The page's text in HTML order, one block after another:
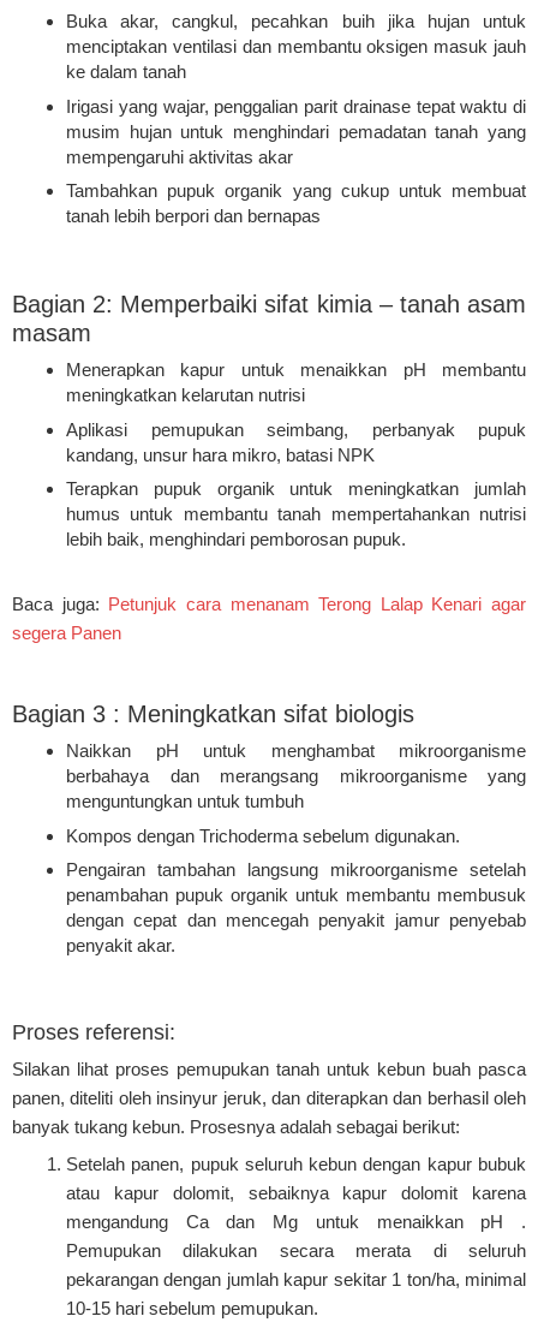
Buka akar, cangkul, pecahkan buih jika hujan untuk
menciptakan ventilasi dan membantu oksigen masuk jauh
ke dalam tanah
Irigasi yang wajar, penggalian parit drainase tepat waktu di
musim hujan untuk menghindari pemadatan tanah yang
mempengaruhi aktivitas akar
Tambahkan pupuk organik yang cukup untuk membuat
tanah lebih berpori dan bernapas
Bagian 2: Memperbaiki sifat kimia – tanah asam
masam
Menerapkan kapur untuk menaikkan pH membantu
meningkatkan kelarutan nutrisi
Aplikasi pemupukan seimbang, perbanyak pupuk
kandang, unsur hara mikro, batasi NPK
Terapkan pupuk organik untuk meningkatkan jumlah
humus untuk membantu tanah mempertahankan nutrisi
lebih baik, menghindari pemborosan pupuk.
Baca juga: Petunjuk cara menanam Terong Lalap Kenari agar
segera Panen
Bagian 3 : Meningkatkan sifat biologis
Naikkan pH untuk menghambat mikroorganisme
berbahaya dan merangsang mikroorganisme yang
menguntungkan untuk tumbuh
Kompos dengan Trichoderma sebelum digunakan.
Pengairan tambahan langsung mikroorganisme setelah
penambahan pupuk organik untuk membantu membusuk
dengan cepat dan mencegah penyakit jamur penyebab
penyakit akar.
Proses referensi:
Silakan lihat proses pemupukan tanah untuk kebun buah pasca
panen, diteliti oleh insinyur jeruk, dan diterapkan dan berhasil oleh
banyak tukang kebun. Prosesnya adalah sebagai berikut:
Setelah panen, pupuk seluruh kebun dengan kapur bubuk
atau kapur dolomit, sebaiknya kapur dolomit karena
mengandung Ca dan Mg untuk menaikkan pH .
Pemupukan dilakukan secara merata di seluruh
pekarangan dengan jumlah kapur sekitar 1 ton/ha, minimal
10-15 hari sebelum pemupukan.